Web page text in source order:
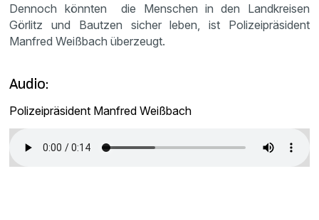
Dennoch könnten die Menschen in den Landkreisen
Görlitz und Bautzen sicher leben, ist Polizeipräsident
Manfred Weißbach überzeugt.
Audio:
Polizeipräsident Manfred Weißbach